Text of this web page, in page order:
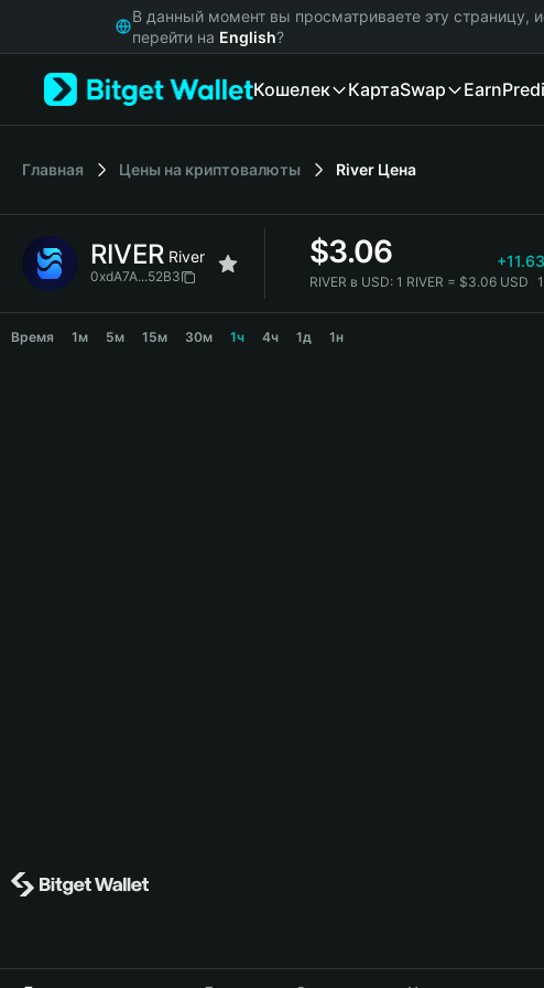
Русский
Italiano
简体中文
繁體中文
Bahasa Indonesia
В данный момент вы просматриваете эту страницу,
перейти на English?
Кошелек КартаSwap Earn
Главная Цены на криптовалюты River Цена
RIVER River
0xdA7A...52B3
$3.06
RIVER в USD: 1 RIVER = $3.06 USD
Время 1м 5м 15м 30м 1ч 4ч 1д 1н